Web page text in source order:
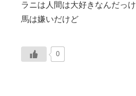
ラニは人間は大好きなんだっけ
馬は嫌いだけど
0